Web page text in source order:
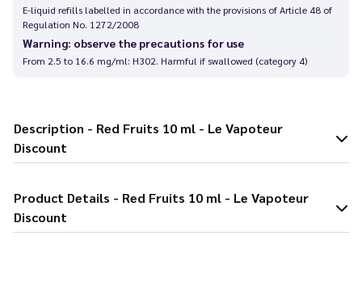
E-liquid refills labelled in accordance with the provisions of Article 48 of
Regulation No. 1272/2008
Warning: observe the precautions for use
From 2.5 to 16.6 mg/ml: H302. Harmful if swallowed (category 4)
Description - Red Fruits 10 ml - Le Vapoteur
Discount
Product Details - Red Fruits 10 ml - Le Vapoteur
Discount